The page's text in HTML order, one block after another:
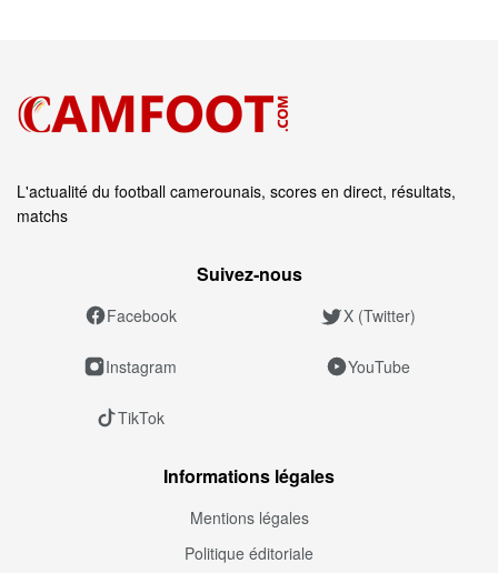
L'actualité du football camerounais, scores en direct, résultats,
matchs
Suivez‑nous
Facebook X (Twitter)
Instagram YouTube
TikTok
Informations légales
Mentions légales
Politique éditoriale